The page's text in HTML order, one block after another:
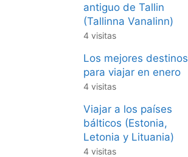
antiguo de Tallin
(Tallinna Vanalinn)
4 visitas
Los mejores destinos
para viajar en enero
4 visitas
Viajar a los países
bálticos (Estonia,
Letonia y Lituania)
4 visitas